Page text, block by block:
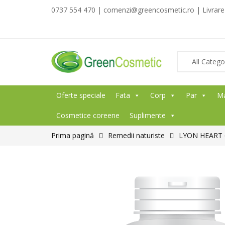
0737 554 470 | comenzi@greencosmetic.ro |
Oferte speciale Fata Corp Par
Cosmetice coreene Suplimente
Prima pagină Remedii naturiste LYON